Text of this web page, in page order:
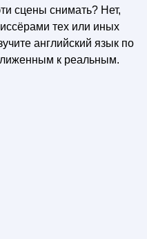
сцены снимать? Нет,
тех или иных
английский язык по
к реальным.